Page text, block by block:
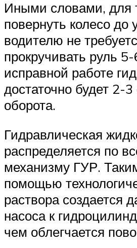
Иными словами, для
повернуть колесо до
водителю не
прокручивать руль
исправной работе
достаточно будет 2-
оборота.
Гидравлическая
распределяется по
механизму ГУР.
помощью
раствора создается
насоса к
чем облегчается